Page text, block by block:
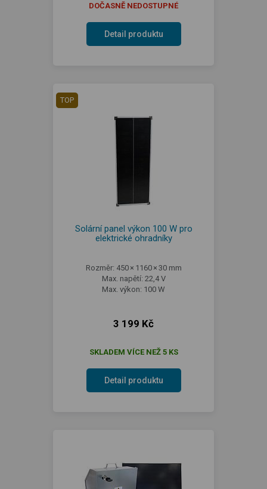
DOČASNĚ NEDOSTUPNÉ
Detail produktu
TOP
Solární panel výkon 100 W pro
elektrické ohradníky
Rozměr: 450 × 1160 × 30 mm
Max. napětí: 22,4 V
Max. výkon: 100 W
3 199 Kč
SKLADEM VÍCE NEŽ 5 KS
Detail produktu